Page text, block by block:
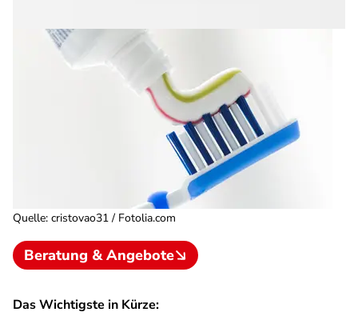
Quelle: cristovao31 / Fotolia.com
Beratung & Angebote
Das Wichtigste in Kürze: